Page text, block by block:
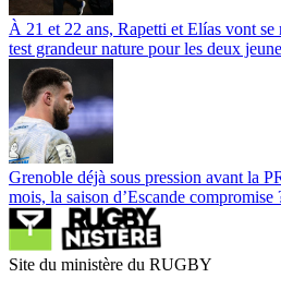
À 21 et 22 ans, Rapetti et Elías vont
test grandeur nature pour les deux
Grenoble déjà sous pression avant la
mois, la saison d’Escande compromise
Site du ministère du RUGBY